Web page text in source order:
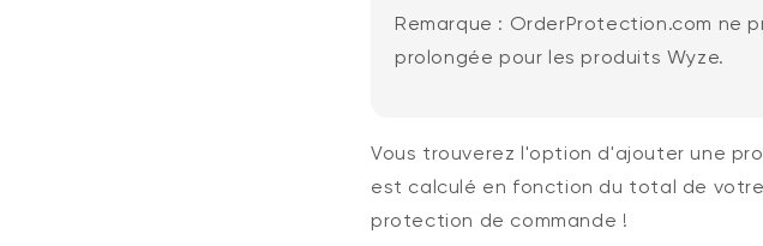
Remarque : OrderProtection.com ne
prolongée pour les produits Wyze.
Vous trouverez l'option d'ajouter une
est calculé en fonction du total de
protection de commande !